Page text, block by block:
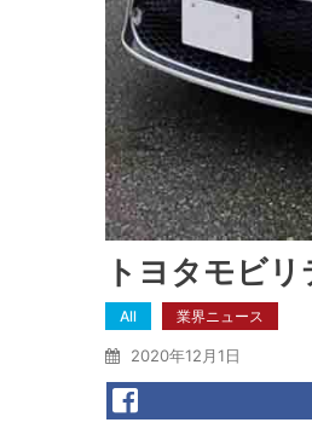
トヨタモビ
All 業界ニュース
2020年12月1日